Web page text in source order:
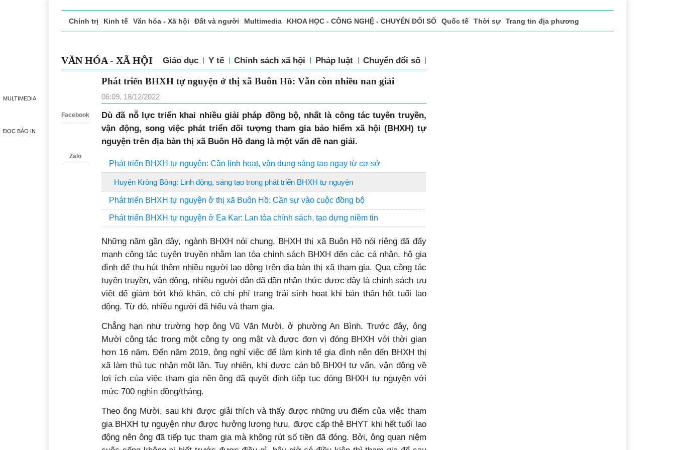
MULTIMEDIA
ĐỌC BÁO IN
Chính trị Kinh tế Văn hóa - Xã hội Đất và người Multimedia KHOA HỌC - CÔNG NGHỆ - CHUYỂN ĐỔI SỐ Quốc tế Thời sự Trang tin địa phương
VĂN HÓA - XÃ HỘI Giáo dục Y tế Chính sách xã hội Pháp luật Chuyển đổi số
Facebook
Zalo
Phát triển BHXH tự nguyện ở thị xã Buôn Hồ: Vẫn còn nhiều nan giải
06:09, 18/12/2022
Dù đã nỗ lực triển khai nhiều giải pháp đồng bộ, nhất là công tác tuyên truyền,
vận động, song việc phát triển đối tượng tham gia bảo hiểm xã hội (BHXH) tự
nguyện trên địa bàn thị xã Buôn Hồ đang là một vấn đề nan giải.
Phát triển BHXH tự nguyện: Cần linh hoạt, vận dụng sáng tạo ngay từ cơ sở
Huyện Krông Bông: Linh động, sáng tạo trong phát triển BHXH tự nguyện
Phát triển BHXH tự nguyện ở thị xã Buôn Hồ: Cần sự vào cuộc đồng bộ
Phát triển BHXH tự nguyện ở Ea Kar: Lan tỏa chính sách, tạo dựng niềm tin
Những năm gần đây, ngành BHXH nói chung, BHXH thị xã Buôn Hồ nói riêng đã đẩy
mạnh công tác tuyên truyền nhằm lan tỏa chính sách BHXH đến các cá nhân, hộ gia
đình để thu hút thêm nhiều người lao động trên địa bàn thị xã tham gia. Qua công tác
tuyên truyền, vận động, nhiều người dân đã dần nhận thức được đây là chính sách ưu
việt để giảm bớt khó khăn, có chi phí trang trải sinh hoạt khi bản thân hết tuổi lao
động. Từ đó, nhiều người đã hiểu và tham gia.
Chẳng hạn như trường hợp ông Vũ Văn Mười, ở phường An Bình. Trước đây, ông
Mười công tác trong một công ty ong mật và được đơn vị đóng BHXH với thời gian
hơn 16 năm. Đến năm 2019, ông nghỉ việc để làm kinh tế gia đình nên đến BHXH thị
xã làm thủ tục nhận một lần. Tuy nhiên, khi được cán bộ BHXH tư vấn, vận động về
lợi ích của việc tham gia nên ông đã quyết định tiếp tục đóng BHXH tự nguyện với
mức 700 nghìn đồng/tháng.
Theo ông Mười, sau khi được giải thích và thấy được những ưu điểm của việc tham
gia BHXH tự nguyện như được hưởng lương hưu, được cấp thẻ BHYT khi hết tuổi lao
động nên ông đã tiếp tục tham gia mà không rút số tiền đã đóng. Bởi, ông quan niệm